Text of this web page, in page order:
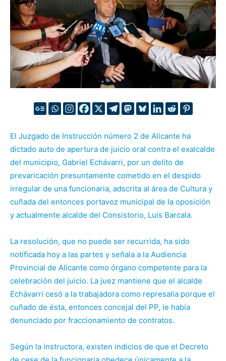
El Juzgado de Instrucción número 2 de Alicante ha
dictado auto de apertura de juicio oral contra el exalcalde
del municipio, Gabriel Echávarri, por un delito de
prevaricación presuntamente cometido en el despido
irregular de una funcionaria, adscrita al área de Cultura y
cuñada del entonces portavoz municipal de la oposición
y actualmente alcalde del Consistorio, Luis Barcala.
La resolución, que no puede ser recurrida, ha sido
notificada hoy a las partes y señala a la Audiencia
Provincial de Alicante como órgano competente para la
celebración del juicio. La juez mantiene que el alcalde
Echávarri cesó a la trabajadora como represalia porque el
cuñado de ésta, entonces concejal del PP, le había
denunciado por fraccionamiento de contratos.
Según la instructora, existen indicios de que el Decreto